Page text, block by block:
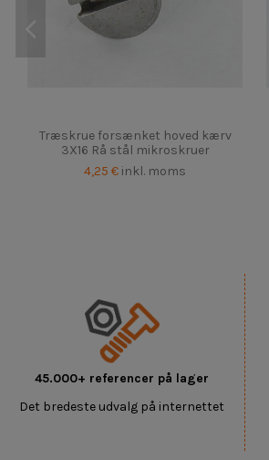
Træskrue forsænket hoved kærv
3X16 Rå stål mikroskruer
4,25 € inkl. moms
45.000+ referencer på lager
Det bredeste udvalg på internettet